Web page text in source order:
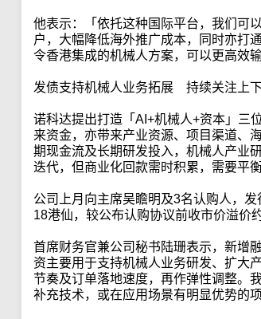
他表示：「依托这种国际平台，我们可
户，大幅降低海外推广成本，同时亦打
令香港集成的机械人方案，可以更高效
发债支持机械人业务拓展 持续关注上
诺科达提出打造「AI+机械人+资本」三
来资金，亦带来产业资源、项目渠道、
期现金流及长期研发投入，机械人产业
迭代，但商业化回款需时积累，需要平
公司上月向主席吴瞻明及3名认购人，
18港仙，较公布认购协议前收市价溢价
首席财务官兼公司秘书陆珊表示，新增
资主要用于支持机械人业务研发、扩大
节奏及订单落地速度，再作弹性调整。
补充技术，或在应用场景有明显优势的